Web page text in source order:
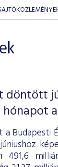
döntött
hónapot
Budapesti
491,6